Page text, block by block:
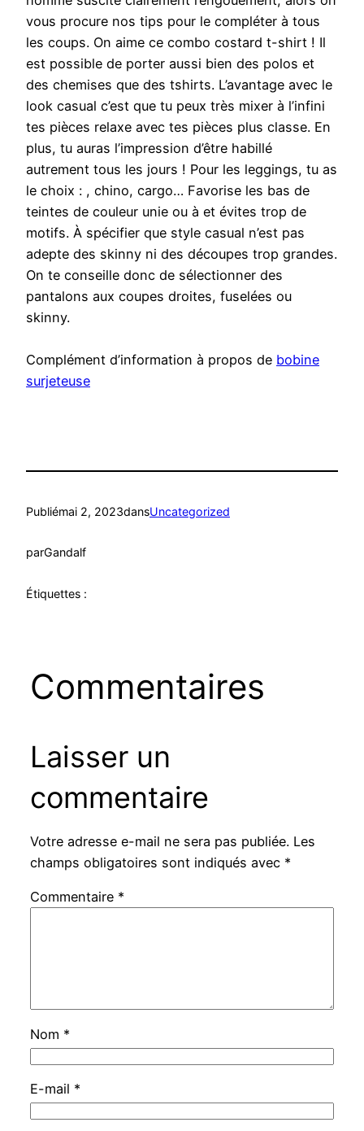
vous procure nos tips pour le compléter à tous
les coups. On aime ce combo costard t-shirt ! Il
est possible de porter aussi bien des polos et
des chemises que des tshirts. L’avantage avec le
look casual c’est que tu peux très mixer à l’infini
tes pièces relaxe avec tes pièces plus classe. En
plus, tu auras l’impression d’être habillé
autrement tous les jours ! Pour les leggings, tu as
le choix : , chino, cargo… Favorise les bas de
teintes de couleur unie ou à et évites trop de
motifs. À spécifier que style casual n’est pas
adepte des skinny ni des découpes trop grandes.
On te conseille donc de sélectionner des
pantalons aux coupes droites, fuselées ou
skinny.
Complément d’information à propos de bobine
surjeteuse
Publiémai 2, 2023dansUncategorized
parGandalf
Étiquettes :
Commentaires
Laisser un
commentaire
Votre adresse e-mail ne sera pas publiée. Les
champs obligatoires sont indiqués avec *
Commentaire *
Nom *
E-mail *